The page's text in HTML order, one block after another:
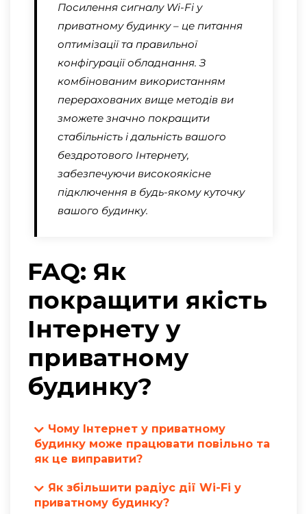
Посилення сигналу Wi-Fi у
приватному будинку – це питання
оптимізації та правильної
конфігурації обладнання. З
комбінованим використанням
перерахованих вище методів ви
зможете значно покращити
стабільність і дальність вашого
бездротового Інтернету,
забезпечуючи високоякісне
підключення в будь-якому куточку
вашого будинку.
FAQ: Як
покращити якість
Інтернету у
приватному
будинку?
Чому Інтернет у приватному
будинку може працювати повільно та
як це виправити?
будинку може знижуватись з різних
Як збільшити радіус дії Wi-Fi у
приватному будинку?